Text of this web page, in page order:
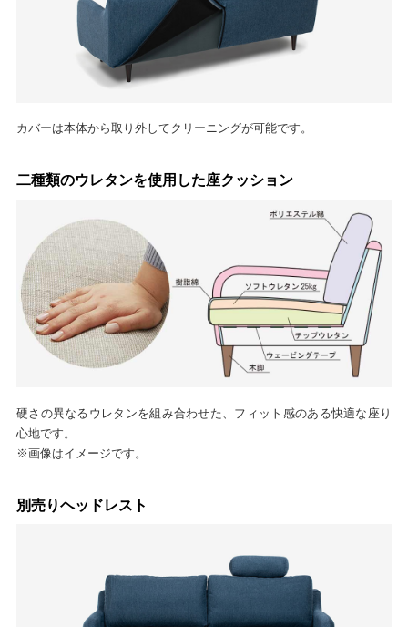
カバーは本体から取り外してクリーニングが可能です。
二種類のウレタンを使用した座クッション
硬さの異なるウレタンを組み合わせた、フィット感のある快適な座り
心地です。
※画像はイメージです。
別売りヘッドレスト